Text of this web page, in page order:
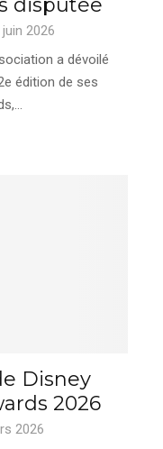
disputée
juin 2026
a dévoilé
édition de ses
Disney
2026
2026